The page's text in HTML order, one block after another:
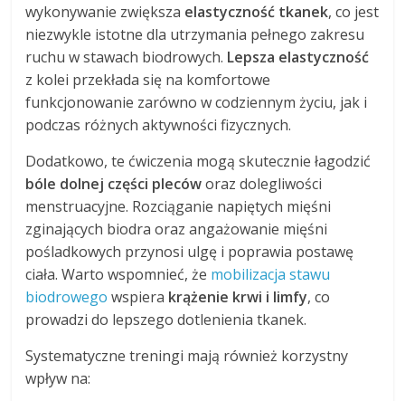
wykonywanie zwiększa elastyczność tkanek, co jest
niezwykle istotne dla utrzymania pełnego zakresu
ruchu w stawach biodrowych. Lepsza elastyczność
z kolei przekłada się na komfortowe
funkcjonowanie zarówno w codziennym życiu, jak i
podczas różnych aktywności fizycznych.
Dodatkowo, te ćwiczenia mogą skutecznie łagodzić
bóle dolnej części plecóworaz dolegliwości
menstruacyjne. Rozciąganie napiętych mięśni
zginających biodra oraz angażowanie mięśni
pośladkowych przynosi ulgę i poprawia postawę
ciała. Warto wspomnieć, że mobilizacja stawu
biodrowego wspiera krążenie krwi i limfy, co
prowadzi do lepszego dotlenienia tkanek.
Systematyczne treningi mają również korzystny
wpływ na: